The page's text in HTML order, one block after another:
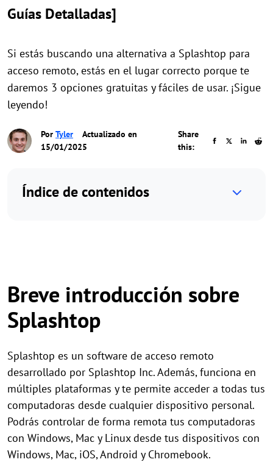
Guías Detalladas]
Si estás buscando una alternativa a Splashtop para
acceso remoto, estás en el lugar correcto porque te
daremos 3 opciones gratuitas y fáciles de usar. ¡Sigue
leyendo!
Por Tyler
Actualizado en
15/01/2025
Share
this:
Índice de contenidos
Breve introducción sobre
Splashtop
Splashtop es un software de acceso remoto
desarrollado por Splashtop Inc. Además, funciona en
múltiples plataformas y te permite acceder a todas tus
computadoras desde cualquier dispositivo personal.
Podrás controlar de forma remota tus computadoras
con Windows, Mac y Linux desde tus dispositivos con
Windows, Mac, iOS, Android y Chromebook.